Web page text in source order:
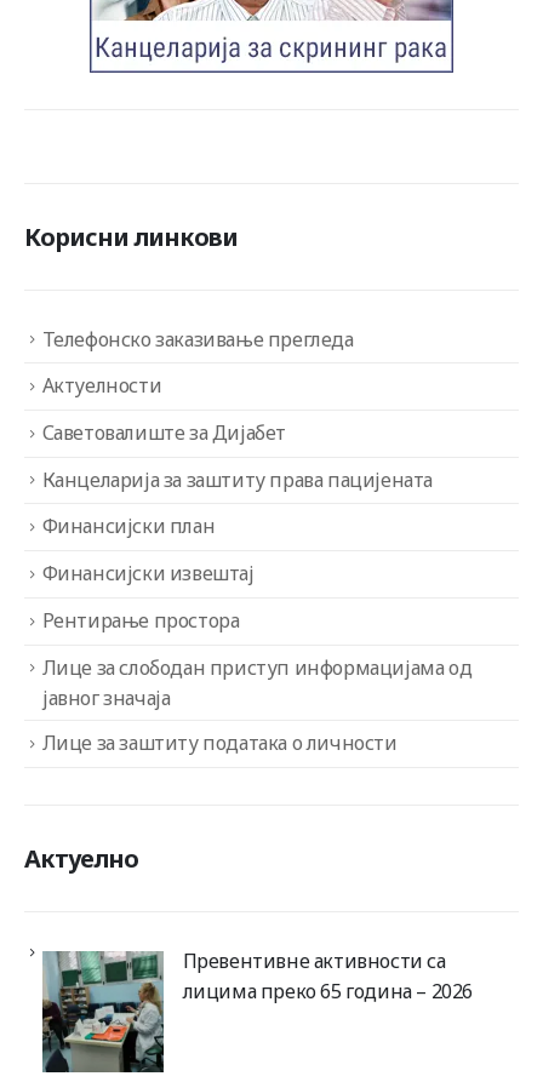
Корисни линкови
Телефонско заказивање прегледа
Актуелности
Саветовалиште за Дијабет
Канцеларија за заштиту права пацијената
Финансијски план
Финансијски извештај
Рентирање простора
Лице за слободан приступ информацијама од
јавног значаја
Лице за заштиту података о личности
Актуелно
Превентивне активности са
лицима преко 65 година – 2026